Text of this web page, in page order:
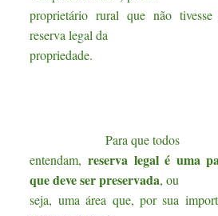
proprietário rural que não
reserva legal da
propriedade.
Para que todos
entendam, reserva legal é uma
que deve ser preservada, ou
seja, uma área que, por sua